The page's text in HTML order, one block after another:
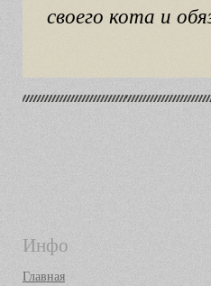
своего кота и
Инфо
Главная